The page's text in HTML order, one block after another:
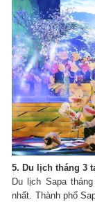
5. Du lịch tháng 3
Du lịch Sapa
nhất. Thành phố